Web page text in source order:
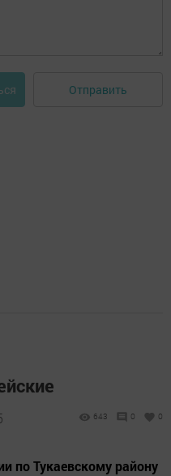
Отправить
643 0 0
по Тукаевскому району